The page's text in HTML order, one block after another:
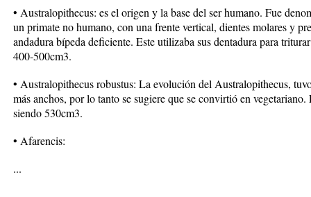
• Australopithecus: es el origen y la base del ser humano. Fue
un primate no humano, con una frente vertical, dientes molares y
andadura bípeda deficiente. Este utilizaba sus dentadura para
400-500cm3.
• Australopithecus robustus: La evolución del Australopithecus,
más anchos, por lo tanto se sugiere que se convirtió en
siendo 530cm3.
• Afarencis:
...